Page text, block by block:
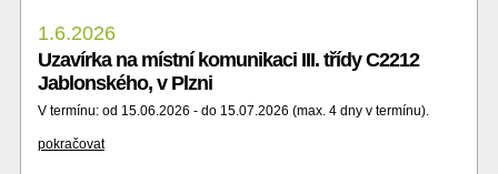
1.6.2026
Uzavírka na místní komunikaci III. třídy C2212
Jablonského, v Plzni
V termínu: od 15.06.2026 - do 15.07.2026 (max. 4 dny v termínu).
pokračovat